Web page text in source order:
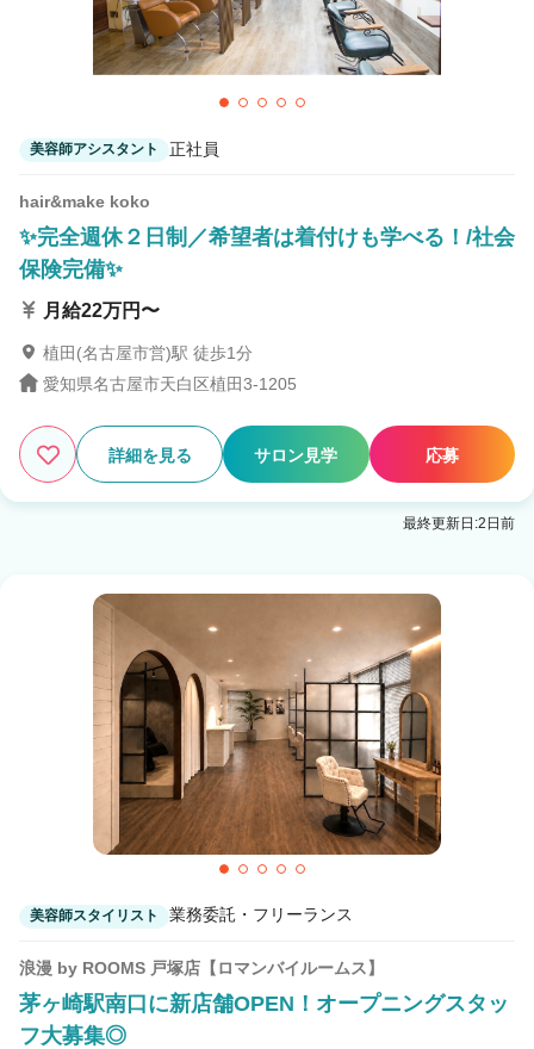
美容師アシスタント 正社員
hair&make koko
✨完全週休２日制／希望者は着付けも学べる！/社会
保険完備✨
月給22万円〜
植田(名古屋市営)駅 徒歩1分
愛知県名古屋市天白区植田3-1205
詳細を見る サロン見学 応募
最終更新日:2日前
美容師スタイリスト 業務委託・フリーランス
浪漫 by ROOMS 戸塚店【ロマンバイルームス】
茅ヶ崎駅南口に新店舗OPEN！オープニングスタッ
フ大募集◎